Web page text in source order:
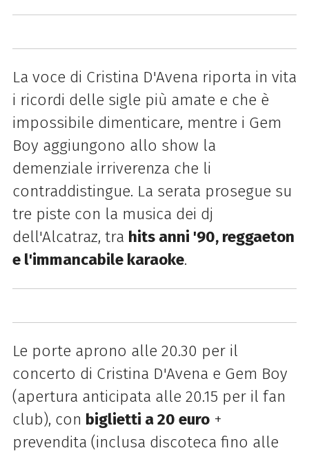
La voce di Cristina D'Avena riporta in vita
i ricordi delle sigle più amate e che è
impossibile dimenticare, mentre i Gem
Boy aggiungono allo show la
demenziale irriverenza che li
contraddistingue. La serata prosegue su
tre piste con la musica dei dj
dell'Alcatraz, tra hits anni '90, reggaeton
e l'immancabile karaoke.
Le porte aprono alle 20.30 per il
concerto di Cristina D'Avena e Gem Boy
(apertura anticipata alle 20.15 per il fan
club), con biglietti a 20 euro+
prevendita (inclusa discoteca fino alle